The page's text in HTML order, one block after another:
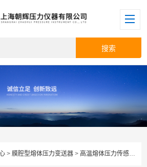
>膜腔型熔体压力变送器 > 高温熔体压力传感器